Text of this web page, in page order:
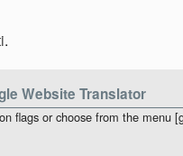
.
Website Translator
flags or choose from the menu